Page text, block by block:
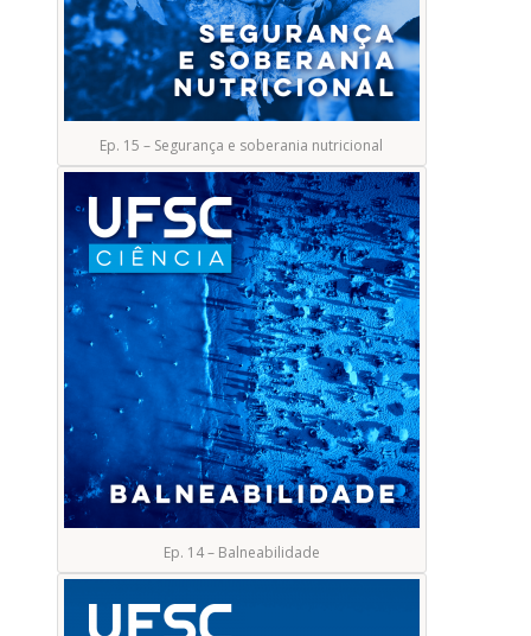
Ep. 15 – Segurança e soberania nutricional
Ep. 14 – Balneabilidade